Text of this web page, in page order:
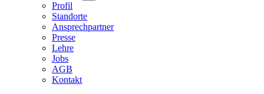
Profil
Standorte
Ansprechpartner
Presse
Lehre
Jobs
AGB
Kontakt